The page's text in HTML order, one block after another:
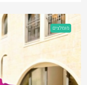
מומלצים